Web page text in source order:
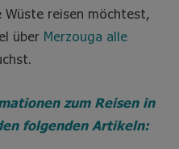
Wüste reisen möchtest,
über Merzouga alle
zum Reisen in
folgenden Artikeln: